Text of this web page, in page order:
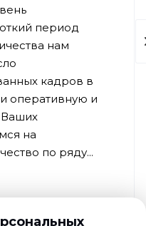
период
нам
кадров в
оперативную и
Ваших
на
по ряду...